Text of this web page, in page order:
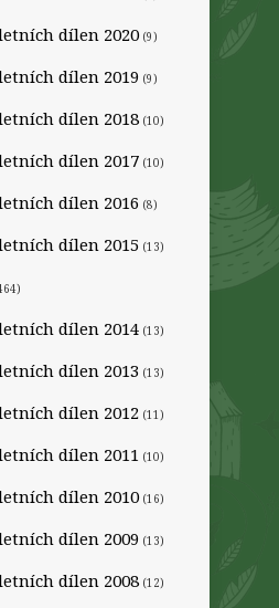
dílen 2020 (9)
dílen 2019 (9)
dílen 2018 (10)
dílen 2017 (10)
dílen 2016 (8)
dílen 2015 (13)
dílen 2014 (13)
dílen 2013 (13)
dílen 2012 (11)
dílen 2011 (10)
dílen 2010 (16)
dílen 2009 (13)
dílen 2008 (12)